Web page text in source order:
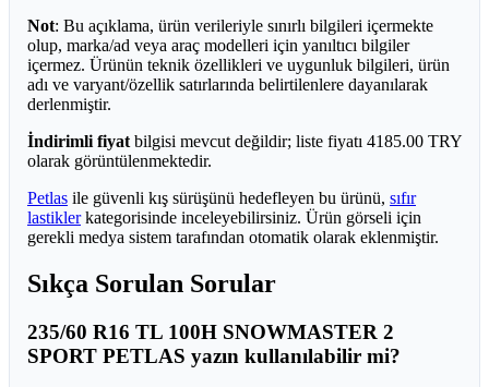
Not: Bu açıklama, ürün verileriyle sınırlı bilgileri içermekte
olup, marka/ad veya araç modelleri için yanıltıcı bilgiler
içermez. Ürünün teknik özellikleri ve uygunluk bilgileri, ürün
adı ve varyant/özellik satırlarında belirtilenlere dayanılarak
derlenmiştir.
İndirimli fiyat bilgisi mevcut değildir; liste fiyatı 4185.00 TRY
olarak görüntülenmektedir.
Petlas ile güvenli kış sürüşünü hedefleyen bu ürünü, sıfır
lastiklerkategorisinde inceleyebilirsiniz. Ürün görseli için
gerekli medya sistem tarafından otomatik olarak eklenmiştir.
Sıkça Sorulan Sorular
235/60 R16 TL 100H SNOWMASTER 2
SPORT PETLAS yazın kullanılabilir mi?